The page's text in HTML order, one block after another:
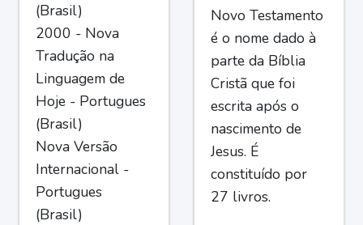
(Brasil)
2000 - Nova
Tradução na
Linguagem de
Hoje - Portugues
(Brasil)
Nova Versão
Internacional -
Portugues
(Brasil)
Novo Testamento
é o nome dado à
parte da Bíblia
Cristã que foi
escrita após o
nascimento de
Jesus. É
constituído por
27 livros.